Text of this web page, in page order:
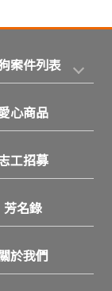
案件列表
心商品
工招募
芳名錄
關於我們